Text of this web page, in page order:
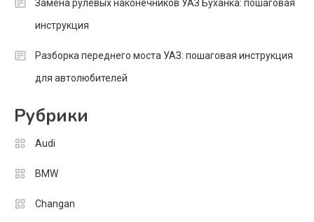
Замена рулевых наконечников УАЗ Буханка: пошаговая
инструкция
Разборка переднего моста УАЗ: пошаговая инструкция
для автолюбителей
Рубрики
Audi
BMW
Changan